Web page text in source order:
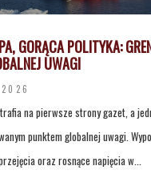
GORĄCA POLITYKA:
UWAGI
na pierwsze strony gazet, a
punktem globalnej uwagi.
oraz rosnące napięcia w...